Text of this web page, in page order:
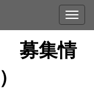
募集情